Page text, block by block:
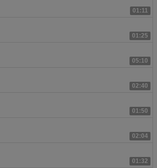
01:11
01:25
05:10
02:40
01:50
02:04
01:32